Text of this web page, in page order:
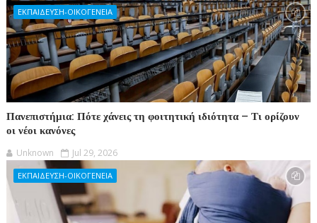
ΕΚΠΑΙΔΕΥΣΗ-ΟΙΚΟΓΕΝΕΙΑ
Πανεπιστήμια: Πότε χάνεις τη φοιτητική ιδιότητα – Τι ορίζουν
οι νέοι κανόνες
Unknown Jul 29, 2026
ΕΚΠΑΙΔΕΥΣΗ-ΟΙΚΟΓΕΝΕΙΑ